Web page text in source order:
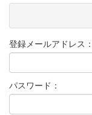
登録メールアドレス：
パスワード：